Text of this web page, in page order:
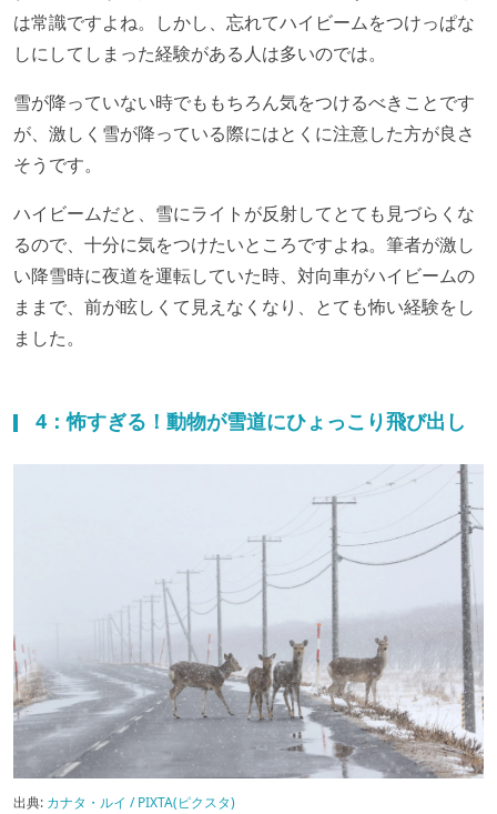
は常識ですよね。しかし、忘れてハイビームをつけっぱな
しにしてしまった経験がある人は多いのでは。
雪が降っていない時でももちろん気をつけるべきことです
が、激しく雪が降っている際にはとくに注意した方が良さ
そうです。
ハイビームだと、雪にライトが反射してとても見づらくな
るので、十分に気をつけたいところですよね。筆者が激し
い降雪時に夜道を運転していた時、対向車がハイビームの
ままで、前が眩しくて見えなくなり、とても怖い経験をし
ました。
4：怖すぎる！動物が雪道にひょっこり飛び出し
出典: カナタ・ルイ / PIXTA(ピクスタ)